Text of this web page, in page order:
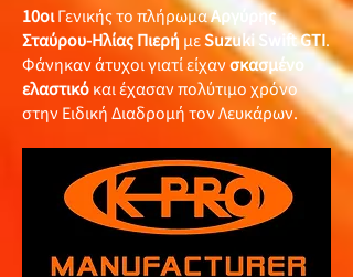
10οιΓενικής το πλήρωμαΑργύρης
Σταύρου-Ηλίας Πιερή μεSuzuki Swift GTI.
Φάνηκαν άτυχοι γιατί είχανσκασμένο
ελαστικόκαι έχασαν πολύτιμο χρόνο
στην Ειδική Διαδρομή τον Λευκάρων.